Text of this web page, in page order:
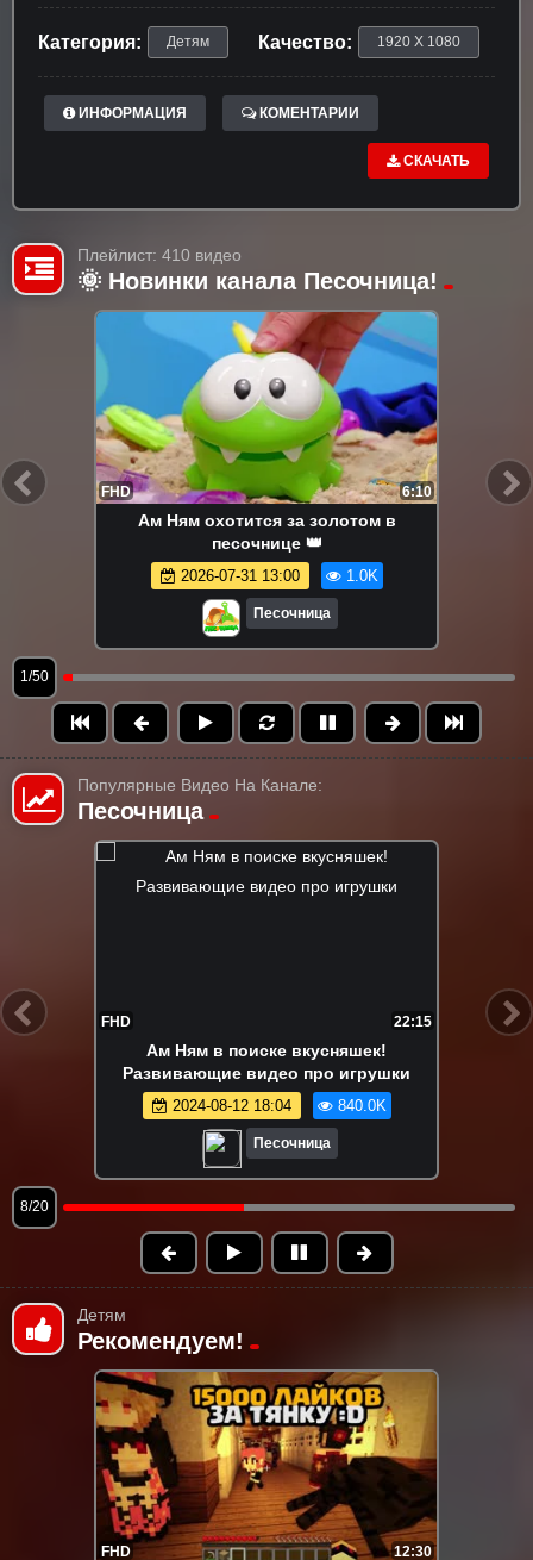
Категория: Детям Качество: 1920 X 1080
ИНФОРМАЦИЯ КОМЕНТАРИИ
СКАЧАТЬ
Плейлист: 410 видео
🌞 Новинки канала Песочница!
FHD 6:10
Ам Ням охотится за золотом в
песочнице 👑
2026-07-31 13:00 1.0K
Песочница
1/50
Популярные Видео На Канале:
Песочница
Ам Ням в поиске вкусняшек!
Развивающие видео про игрушки
2024-08-12 18:04 840.0K
Песочница
FHD
9/20
Детям
Рекомендуем!
FHD 12:30